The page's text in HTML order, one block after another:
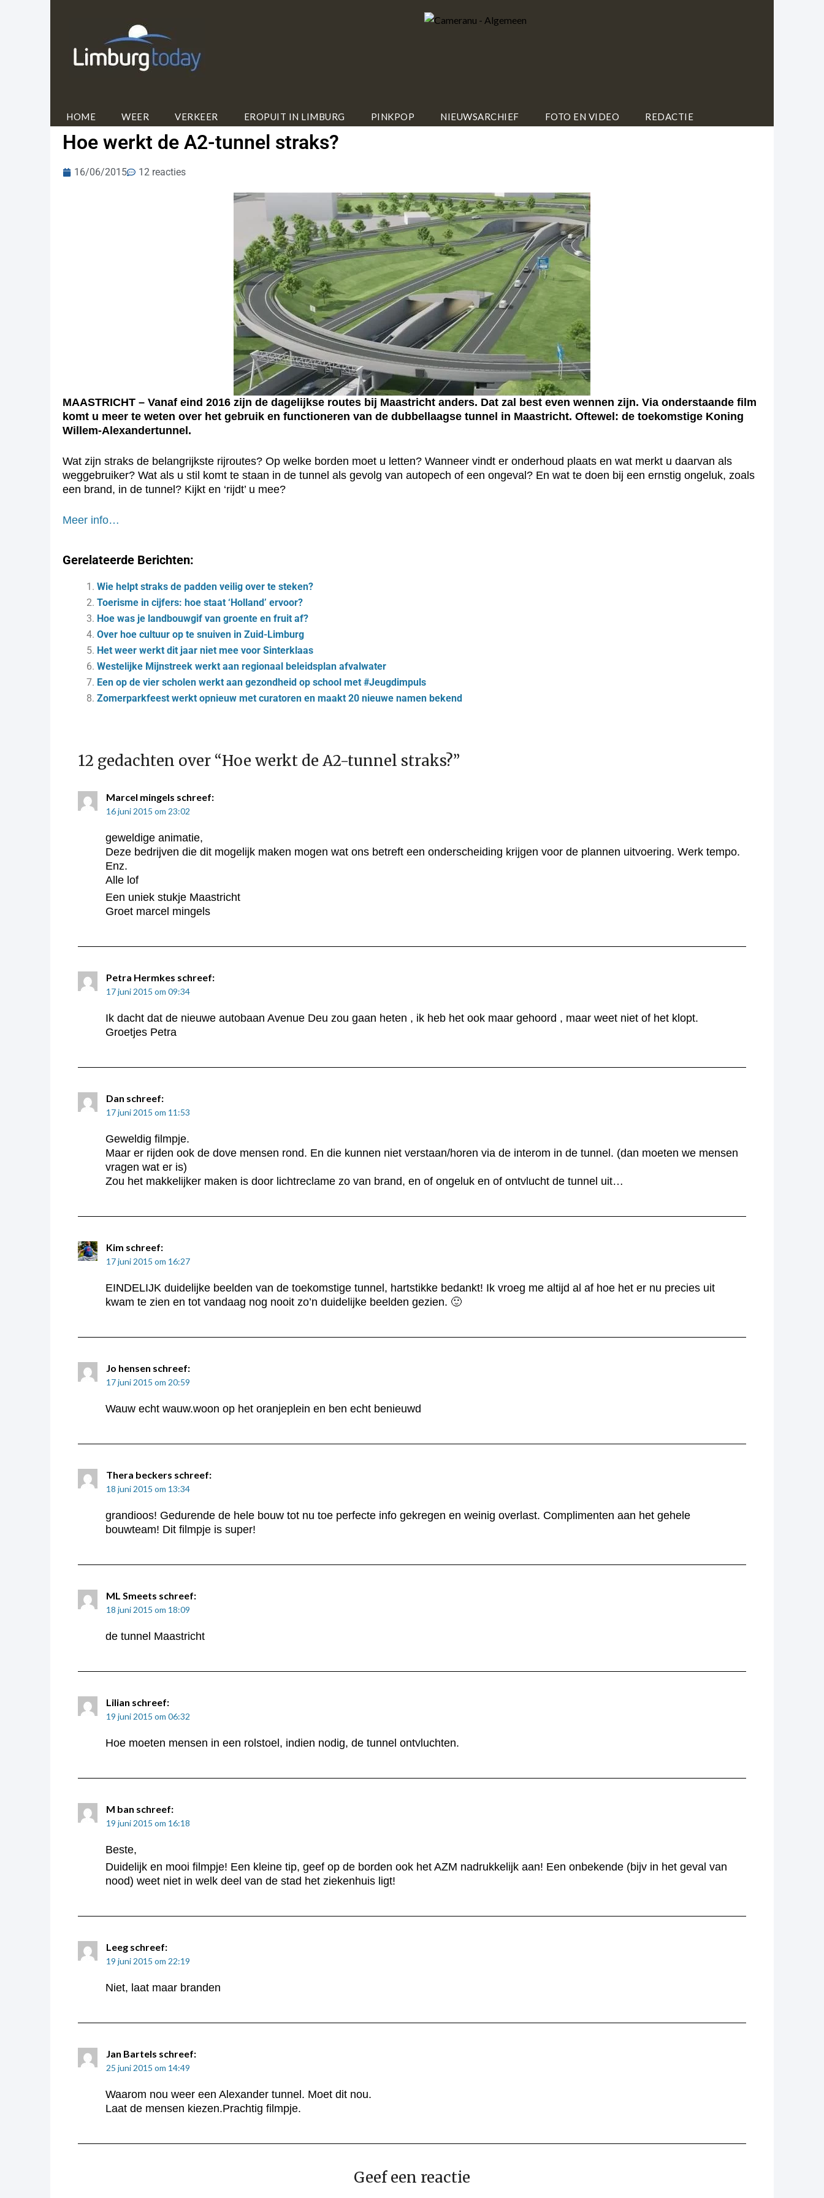
HOME WEER VERKEER EROPUIT IN LIMBURG PINKPOP NIEUWSARCHIEF FOTO EN VIDEO REDACTIE
Hoe werkt de A2-tunnel straks?
16/06/2015 12 reacties
MAASTRICHT – Vanaf eind 2016 zijn de dagelijkse routes bij Maastricht anders. Dat zal best even wennen zijn. Via onderstaande film
komt u meer te weten over het gebruik en functioneren van de dubbellaagse tunnel in Maastricht. Oftewel: de toekomstige Koning
Willem-Alexandertunnel.
Wat zijn straks de belangrijkste rijroutes? Op welke borden moet u letten? Wanneer vindt er onderhoud plaats en wat merkt u daarvan als
weggebruiker? Wat als u stil komt te staan in de tunnel als gevolg van autopech of een ongeval? En wat te doen bij een ernstig ongeluk, zoals
een brand, in de tunnel? Kijkt en ‘rijdt’ u mee?
Meer info…
Gerelateerde Berichten:
Wie helpt straks de padden veilig over te steken?
Toerisme in cijfers: hoe staat ‘Holland’ ervoor?
Hoe was je landbouwgif van groente en fruit af?
Over hoe cultuur op te snuiven in Zuid-Limburg
Het weer werkt dit jaar niet mee voor Sinterklaas
Westelijke Mijnstreek werkt aan regionaal beleidsplan afvalwater
Een op de vier scholen werkt aan gezondheid op school met #Jeugdimpuls
Zomerparkfeest werkt opnieuw met curatoren en maakt 20 nieuwe namen bekend
12 gedachten over “Hoe werkt de A2-tunnel straks?”
Marcel mingels schreef:
16 juni 2015 om 23:02
geweldige animatie,
Deze bedrijven die dit mogelijk maken mogen wat ons betreft een onderscheiding krijgen voor de plannen uitvoering. Werk tempo.
Enz.
Alle lof
Een uniek stukje Maastricht
Groet marcel mingels
Petra Hermkes schreef:
17 juni 2015 om 09:34
Ik dacht dat de nieuwe autobaan Avenue Deu zou gaan heten , ik heb het ook maar gehoord , maar weet niet of het klopt.
Groetjes Petra
Dan schreef:
17 juni 2015 om 11:53
Geweldig filmpje.
Maar er rijden ook de dove mensen rond. En die kunnen niet verstaan/horen via de interom in de tunnel. (dan moeten we mensen
vragen wat er is)
Zou het makkelijker maken is door lichtreclame zo van brand, en of ongeluk en of ontvlucht de tunnel uit…
Kim schreef:
17 juni 2015 om 16:27
EINDELIJK duidelijke beelden van de toekomstige tunnel, hartstikke bedankt! Ik vroeg me altijd al af hoe het er nu precies uit
kwam te zien en tot vandaag nog nooit zo’n duidelijke beelden gezien. 🙂
Jo hensen schreef:
17 juni 2015 om 20:59
Wauw echt wauw.woon op het oranjeplein en ben echt benieuwd
Thera beckers schreef:
18 juni 2015 om 13:34
grandioos! Gedurende de hele bouw tot nu toe perfecte info gekregen en weinig overlast. Complimenten aan het gehele
bouwteam! Dit filmpje is super!
ML Smeets schreef:
18 juni 2015 om 18:09
de tunnel Maastricht
Lilian schreef:
19 juni 2015 om 06:32
Hoe moeten mensen in een rolstoel, indien nodig, de tunnel ontvluchten.
M ban schreef:
19 juni 2015 om 16:18
Beste,
Duidelijk en mooi filmpje! Een kleine tip, geef op de borden ook het AZM nadrukkelijk aan! Een onbekende (bijv in het geval van
nood) weet niet in welk deel van de stad het ziekenhuis ligt!
Leeg schreef:
19 juni 2015 om 22:19
Niet, laat maar branden
Jan Bartels schreef:
25 juni 2015 om 14:49
Waarom nou weer een Alexander tunnel. Moet dit nou.
Laat de mensen kiezen.Prachtig filmpje.
Geef een reactie